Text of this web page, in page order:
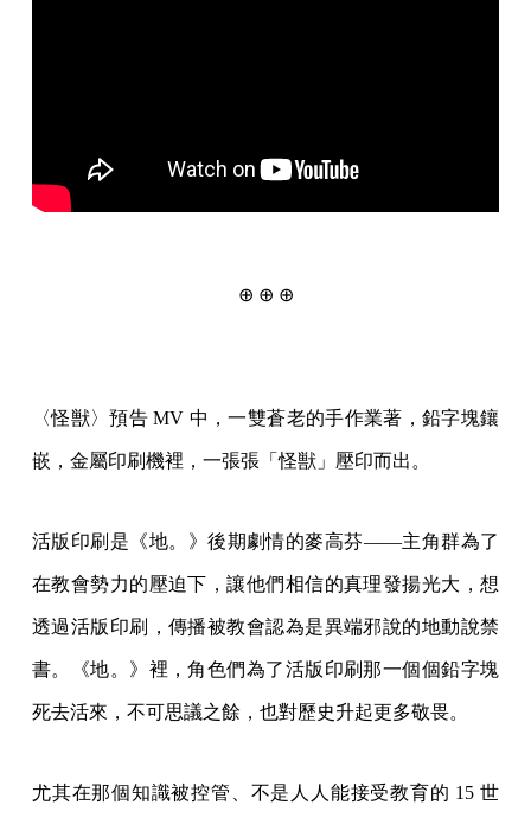
⊕ ⊕ ⊕
〈怪獣〉預告 MV 中，一雙蒼老的手作業著，鉛字塊鑲
嵌，金屬印刷機裡，一張張「怪獣」壓印而出。
活版印刷是《地。》後期劇情的麥高芬——主角群為了
在教會勢力的壓迫下，讓他們相信的真理發揚光大，想
透過活版印刷，傳播被教會認為是異端邪說的地動說禁
書。《地。》裡，角色們為了活版印刷那一個個鉛字塊
死去活來，不可思議之餘，也對歷史升起更多敬畏。
尤其在那個知識被控管、不是人人能接受教育的 15 世